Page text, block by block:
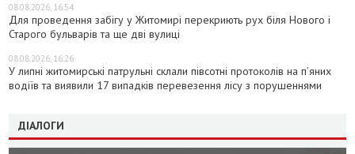
08.08.2026, 16:54
Для проведення забігу у Житомирі перекриють рух біля Нового і
Старого бульварів та ще дві вулиці
08.08.2026, 16:26
У липні житомирські патрульні склали півсотні протоколів на пʼяних
водіїв та виявили 17 випадків перевезення лісу з порушеннями
ДІАЛОГИ